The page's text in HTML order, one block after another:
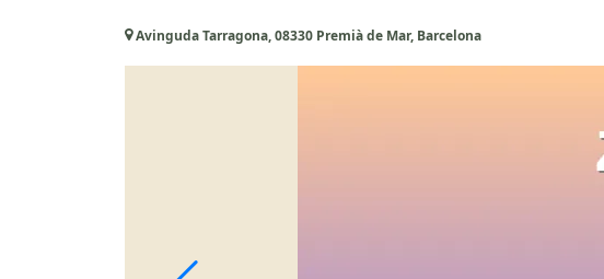
Avinguda Tarragona, 08330 Premià de Mar, Barcelona